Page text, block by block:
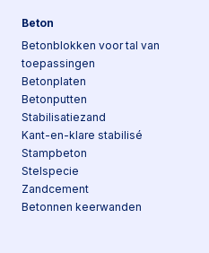
Beton
Betonblokken voor tal van
toepassingen
Betonplaten
Betonputten
Stabilisatiezand
Kant-en-klare stabilisé
Stampbeton
Stelspecie
Zandcement
Betonnen keerwanden